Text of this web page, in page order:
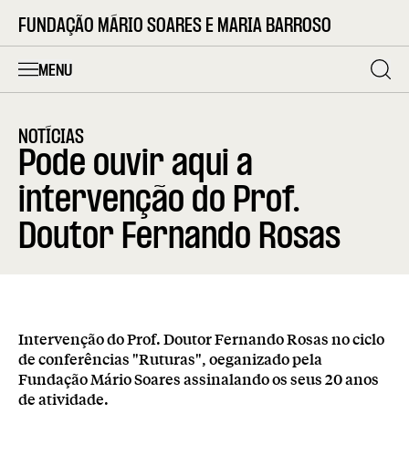
FUNDAÇÃO MÁRIO SOARES E MARIA BARROSO
MENU
NOTÍCIAS
Pode ouvir aqui a
intervenção do Prof.
Doutor Fernando Rosas
Intervenção do Prof. Doutor Fernando Rosas no ciclo
de conferências "Ruturas", oeganizado pela
Fundação Mário Soares assinalando os seus 20 anos
de atividade.